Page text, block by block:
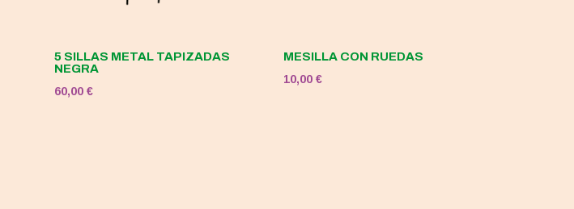
5 SILLAS METAL TAPIZADAS
NEGRA
60,00 €
MESILLA CON RUEDAS
10,00€